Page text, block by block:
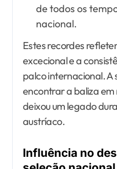
de todos os
nacional.
Estes recordes
excecional e a
palco internacional.
encontrar a baliza
deixou um legado
austríaco.
Influência no